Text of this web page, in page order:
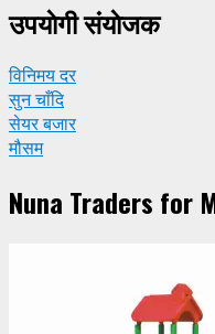
उपयाेगी संयाेजक
विनिमय दर
सुन चाँदि
सेयर बजार
मौसम
Nuna Traders for